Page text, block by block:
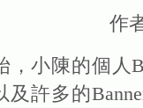
作
，小陳的個人
許多的